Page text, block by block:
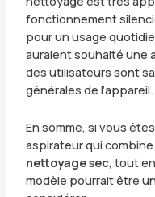
fonctionnement
pour un usage
auraient souhaité une
des utilisateurs sont
générales de l’appareil.
En somme, si vous
aspirateur qui combine
nettoyage sec, tout
modèle pourrait être